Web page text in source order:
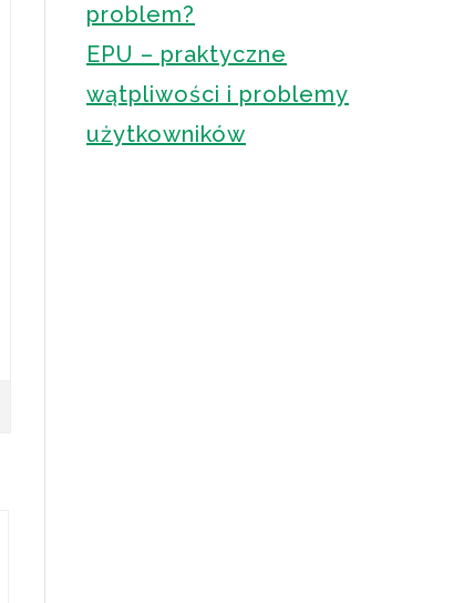
problem?
EPU – praktyczne
wątpliwości i problemy
użytkowników